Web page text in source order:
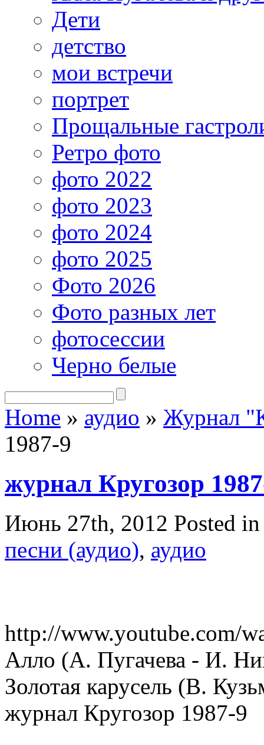
Дети
детство
мои встречи
портрет
Прощальные
Ретро фото
фото 2022
фото 2023
фото 2024
фото 2025
Фото 2026
Фото разных лет
фотосессии
Черно белые
Home » аудио » Журнал
1987-9
журнал Кругозор
Июнь 27th, 2012 Posted
песни (аудио), аудио
http://www.youtube.com/
Алло (А. Пугачева - И.
Золотая карусель (В.
журнал Кругозор 1987-9